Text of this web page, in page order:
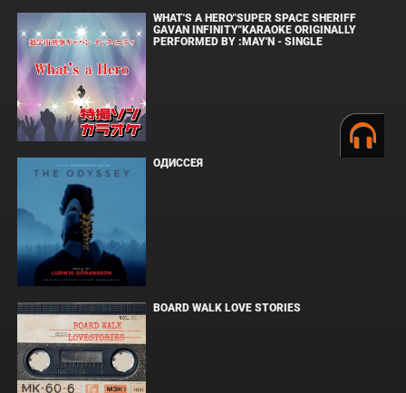
WHAT'S A HERO"SUPER SPACE SHERIFF
GAVAN INFINITY"KARAOKE ORIGINALLY
PERFORMED BY :MAY'N - SINGLE
ОДИССЕЯ
BOARD WALK LOVE STORIES